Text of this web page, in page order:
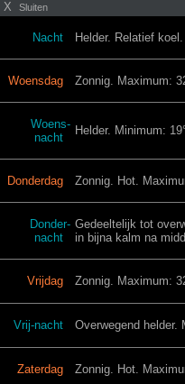
X Sluiten
Nacht Helder. Relatief
Woensdag Zonnig. Maximum:
Woens-
nacht
Helder. Minimum:
Donderdag Zonnig. Hot.
Donder-
nacht
Gedeeltelijk tot
in bijna kalm na
Vrijdag Zonnig. Maximum:
Vrij-nacht Overwegend helder.
Zaterdag Zonnig. Hot.